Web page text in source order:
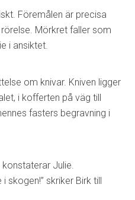
Föremålen är precisa
Mörkret faller som
i ansiktet.
om knivar. Kniven ligger
i kofferten på väg till
fasters begravning i
konstaterar Julie.
skogen!” skriker Birk till